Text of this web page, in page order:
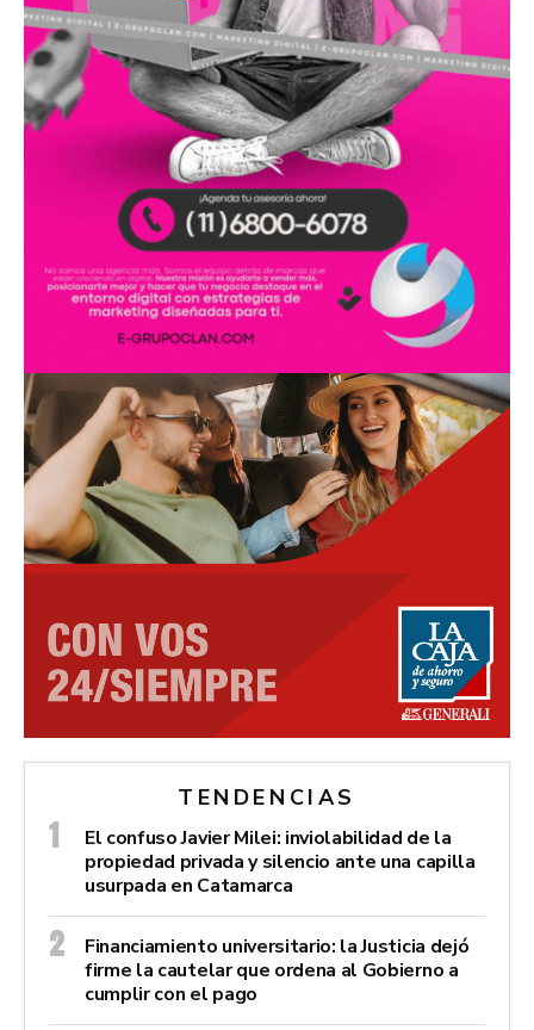
TENDENCIAS
El confuso Javier Milei: inviolabilidad de la
propiedad privada y silencio ante una capilla
usurpada en Catamarca
Financiamiento universitario: la Justicia dejó
firme la cautelar que ordena al Gobierno a
cumplir con el pago